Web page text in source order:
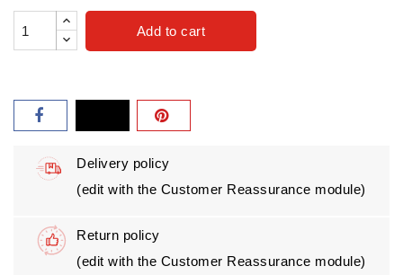
Add to cart
Delivery policy
(edit with the Customer Reassurance module)
Return policy
(edit with the Customer Reassurance module)